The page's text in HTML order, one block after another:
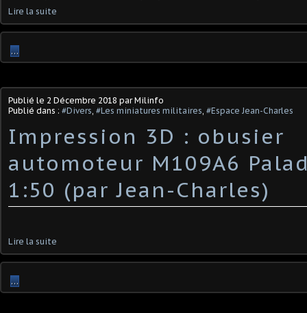
Lire la suite
…
Publié le 2 Décembre 2018 par Milinfo
Publié dans : #Divers, #Les miniatures militaires, #Espace Jean-Charles
Impression 3D : obusier
automoteur M109A6
1:50 (par Jean-Charles)
Lire la suite
…